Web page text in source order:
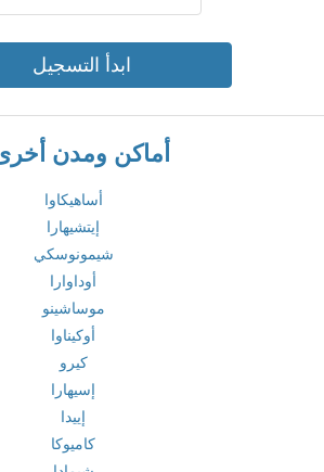
ابدأ التسجيل
أماكن ومدن
أساهيكاوا
إيتشيهارا
شيمونوسكي
أوداوارا
موساشينو
أوكيناوا
كيرو
إسيهارا
إييدا
كاميوكا